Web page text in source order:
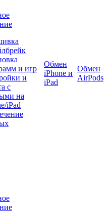
и игр
и
с
на
iPad
Обмен
iPhone и
iPad
Обмен
AirPods